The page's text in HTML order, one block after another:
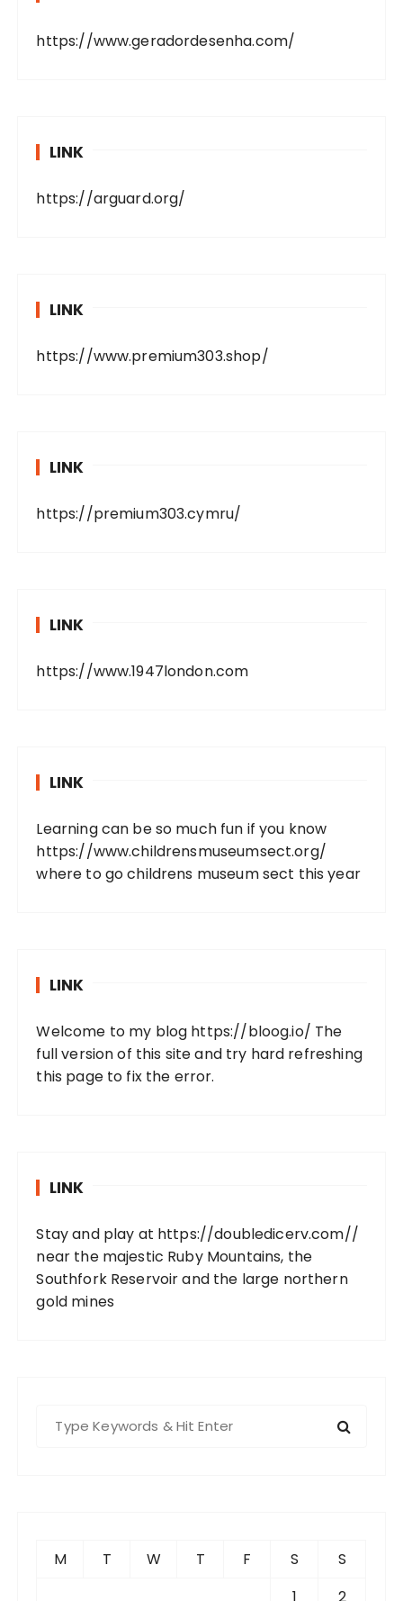
https://www.geradordesenha.com/
LINK
https://arguard.org/
LINK
https://www.premium303.shop/
LINK
https://premium303.cymru/
LINK
https://www.1947london.com
LINK
Learning can be so much fun if you know
https://www.childrensmuseumsect.org/
where to go childrens museum sect this year
LINK
Welcome to my blog https://bloog.io/ The
full version of this site and try hard refreshing
this page to fix the error.
LINK
Stay and play at https://doubledicerv.com//
near the majestic Ruby Mountains, the
Southfork Reservoir and the large northern
gold mines
M T W T F S
S